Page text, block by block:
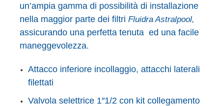
un’ampia gamma di possibilità di installazione
nella maggior parte dei filtri Fluidra Astralpool,
assicurando una perfetta tenuta ed una facile
maneggevolezza.
Attacco inferiore incollaggio, attacchi laterali
filettati
Valvola selettrice 1″1/2 con kit collegamento